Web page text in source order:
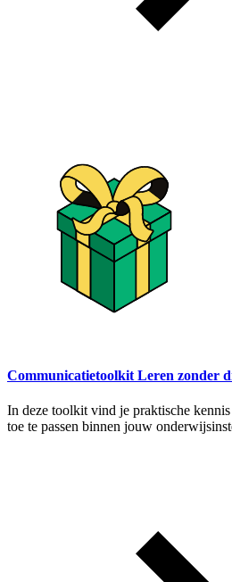
Communicatietoolkit Leren zonder
In deze toolkit vind je praktische
toe te passen binnen jouw